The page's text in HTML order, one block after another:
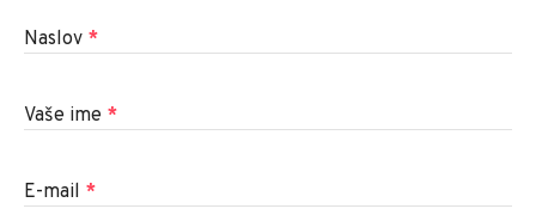
Naslov *
Vaše ime *
E-mail *